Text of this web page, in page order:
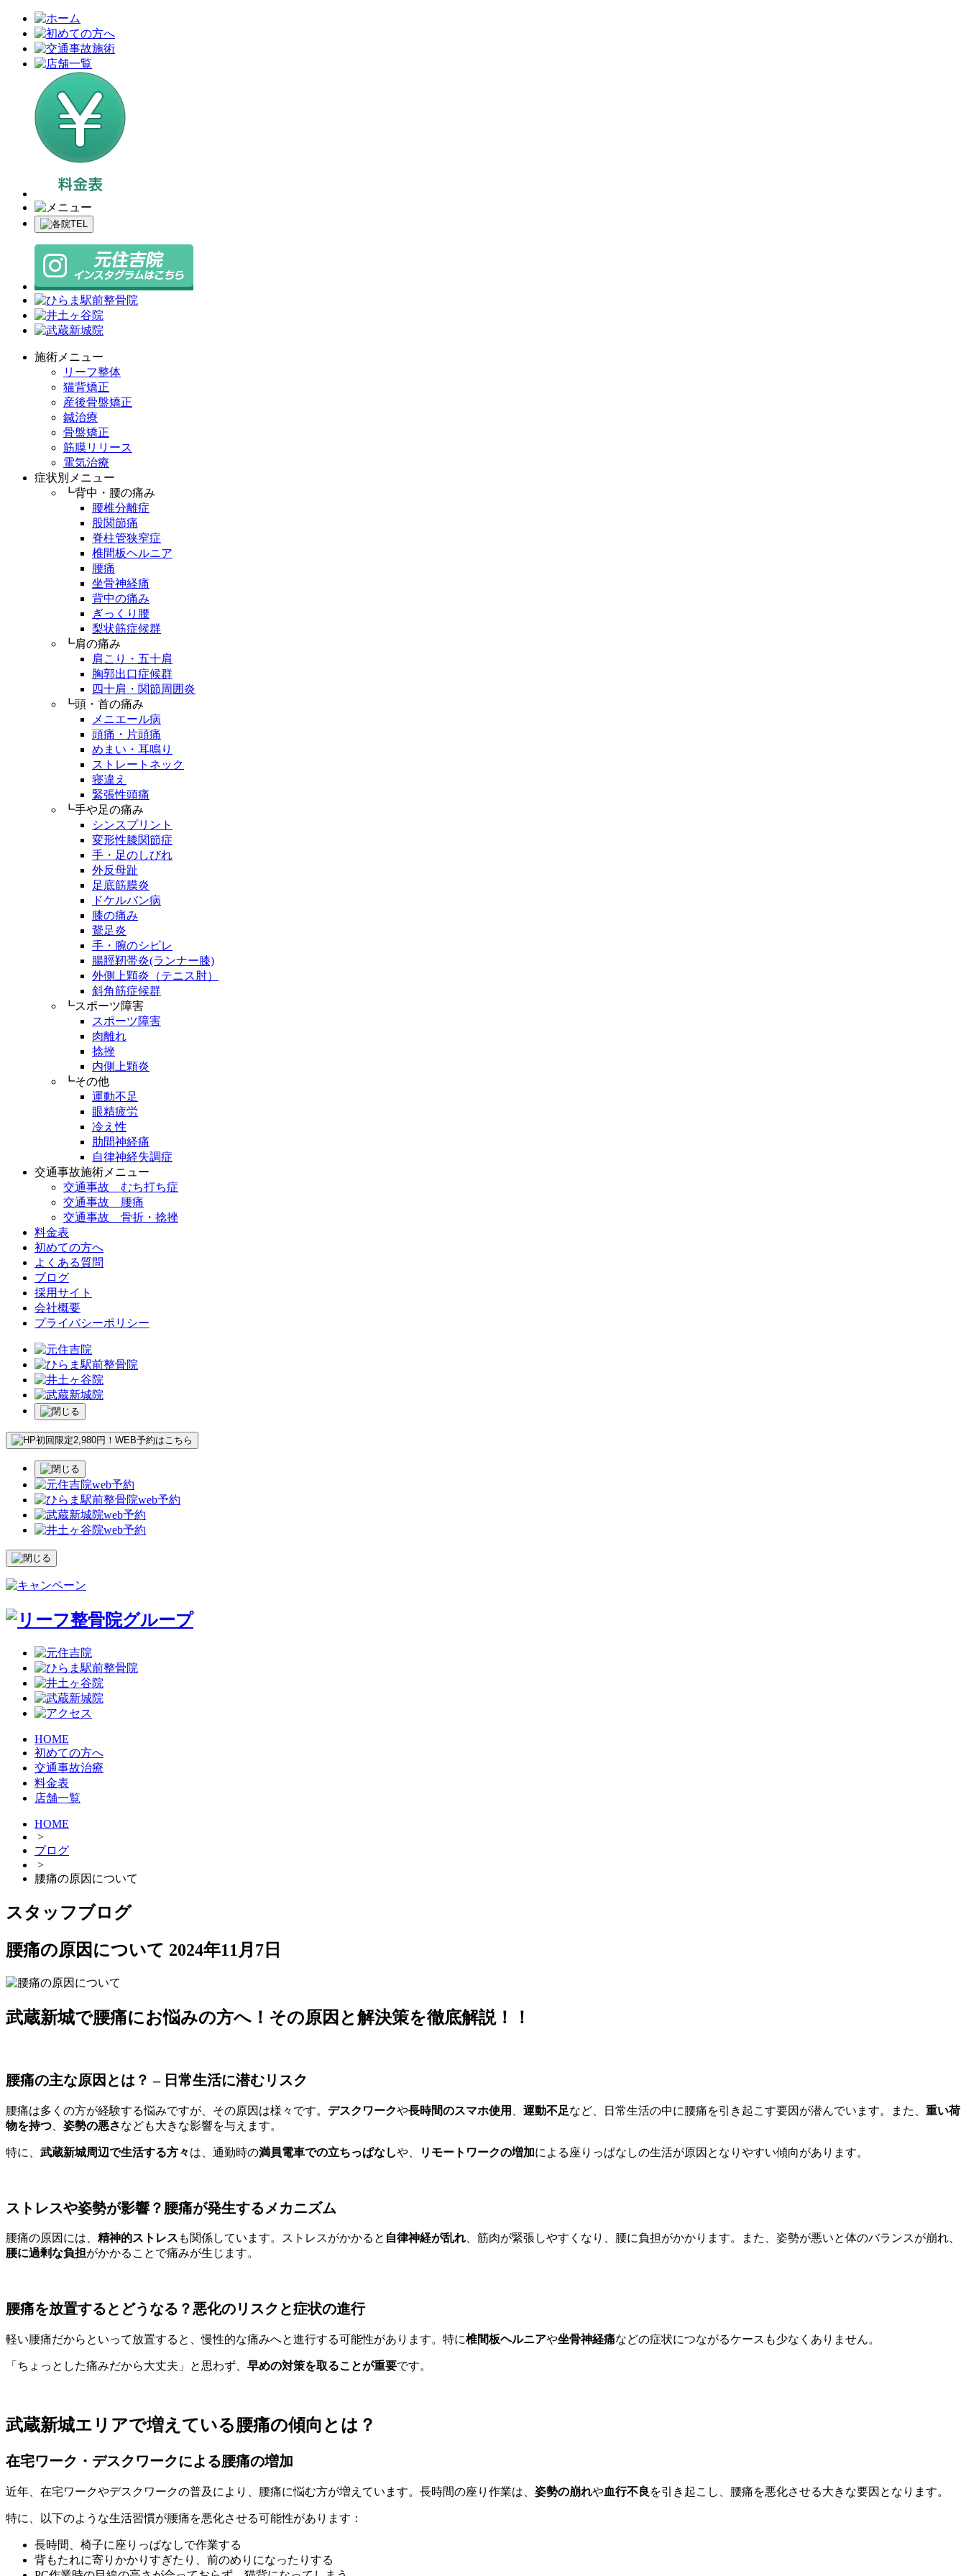
施術メニュー
リーフ整体
猫背矯正
産後骨盤矯正
鍼治療
骨盤矯正
筋膜リリース
電気治療
症状別メニュー
┗背中・腰の痛み
腰椎分離症
股関節痛
脊柱管狭窄症
椎間板ヘルニア
腰痛
坐骨神経痛
背中の痛み
ぎっくり腰
梨状筋症候群
┗肩の痛み
肩こり・五十肩
胸郭出口症候群
四十肩・関節周囲炎
┗頭・首の痛み
メニエール病
頭痛・片頭痛
めまい・耳鳴り
ストレートネック
寝違え
緊張性頭痛
┗手や足の痛み
シンスプリント
変形性膝関節症
手・足のしびれ
外反母趾
足底筋膜炎
ドケルバン病
膝の痛み
鵞足炎
手・腕のシビレ
腸脛靭帯炎(ランナー膝)
外側上顆炎（テニス肘）
斜角筋症候群
┗スポーツ障害
スポーツ障害
肉離れ
捻挫
内側上顆炎
┗その他
運動不足
眼精疲労
冷え性
肋間神経痛
自律神経失調症
交通事故施術メニュー
交通事故 むち打ち症
交通事故 腰痛
交通事故 骨折・捻挫
料金表
初めての方へ
よくある質問
ブログ
採用サイト
会社概要
プライバシーポリシー
HOME
初めての方へ
交通事故治療
料金表
店舗一覧
HOME
>
ブログ
>
腰痛の原因について
スタッフブログ
腰痛の原因について 2024年11月7日
武蔵新城で腰痛にお悩みの方へ！その原因と解決策を徹底解説！！
腰痛の主な原因とは？ – 日常生活に潜むリスク
腰痛は多くの方が経験する悩みですが、その原因は様々です。 デスクワークや長時間のスマホ使用 運動不足など、日常生活の中に腰痛を引き起こす要因が潜んでいます。また、 重い荷
物を持つ
姿勢の悪さなども大きな影響を与えます。
特に、 武蔵新城周辺で生活する方々は、通勤時の満員電車での立ちっぱなしや、 リモートワークの増加による座りっぱなしの生活が原因となりやすい傾向があります。
ストレスや姿勢が影響？腰痛が発生するメカニズム
腰痛の原因には、 精神的ストレス も関係しています。ストレスがかかると 自律神経が乱れ、筋肉が緊張しやすくなり、腰に負担がかかります。また、姿勢が悪いと体のバランスが崩れ、
腰に過剰な負担がかかることで痛みが生じます。
腰痛を放置するとどうなる？悪化のリスクと症状の進行
軽い腰痛だからといって放置すると、慢性的な痛みへと進行する可能性があります。特に椎間板ヘルニアや坐骨神経痛などの症状につながるケースも少なくありません。
「ちょっとした痛みだから大丈夫」と思わず、 早めの対策を取ることが重要です。
武蔵新城エリアで増えている腰痛の傾向とは？
在宅ワーク・デスクワークによる腰痛の増加
近年、在宅ワークやデスクワークの普及により、腰痛に悩む方が増えています。長時間の座り作業は、 姿勢の崩れや血行不良 を引き起こし、腰痛を悪化させる大きな要因となります。
特に、以下のような生活習慣が腰痛を悪化させる可能性があります：
長時間、椅子に座りっぱなしで作業する
背もたれに寄りかかりすぎたり、前のめりになったりする